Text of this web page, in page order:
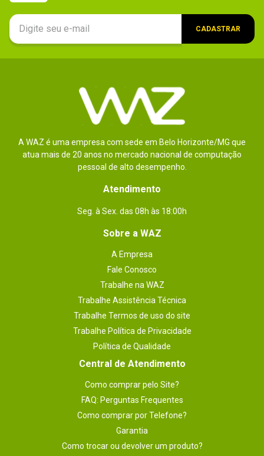
CADASTRAR
A WAZ é uma empresa com sede em Belo Horizonte/MG que
atua mais de 20 anos no mercado nacional de computação
pessoal de alto desempenho.
Atendimento
Seg. à Sex. das 08h às 18:00h
Sobre a WAZ
A Empresa
Fale Conosco
Trabalhe na WAZ
Trabalhe Assistência Técnica
Trabalhe Termos de uso do site
Trabalhe Política de Privacidade
Política de Qualidade
Central de Atendimento
Como comprar pelo Site?
FAQ: Perguntas Frequentes
Como comprar por Telefone?
Garantia
Como trocar ou devolver um produto?